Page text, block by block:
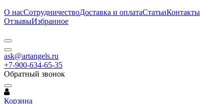
О насСотрудничествоДоставка и оплатаСтатьиКонтакты
ОтзывыИзбранное
ask@artangels.ru
+7-900-634-65-35
Обратный звонок
Корзина